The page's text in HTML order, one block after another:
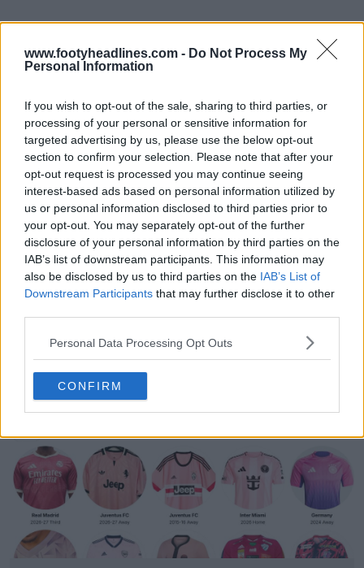
www.footyheadlines.com - Do Not Process My
Personal Information
If you wish to opt-out of the sale, sharing to third parties, or
processing of your personal or sensitive information for
targeted advertising by us, please use the below opt-out
section to confirm your selection. Please note that after your
opt-out request is processed you may continue seeing
interest-based ads based on personal information utilized by
us or personal information disclosed to third parties prior to
your opt-out. You may separately opt-out of the further
disclosure of your personal information by third parties on the
IAB’s list of downstream participants. This information may
also be disclosed by us to third parties on the IAB’s List of
Downstream Participants that may further disclose it to other
Personal Data Processing Opt Outs
CONFIRM
A camisa de futebol do Valladolid 24-25 da Kappa está
disponível desde 22 de julho, custando 85 euros.
Vê as camisas clássicas do Real Valladolid no Football
Kit Archive
Fabricado por Kappa. O que achas da camisa do
Valladolid? Comenta abaixo.
Mostrar Comentários
Compartilhar